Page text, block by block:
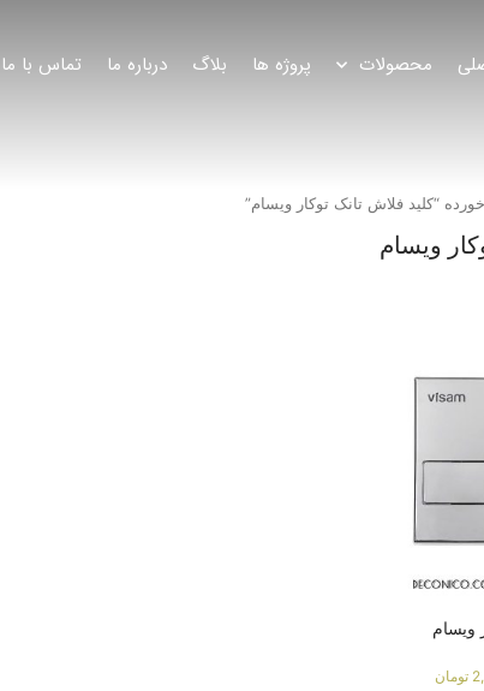
محصولات پروژه ها بلاگ درباره ما تماس با ما
“کلید فلاش تانک توکار ویسام”
ویسام
ویسام
تومان